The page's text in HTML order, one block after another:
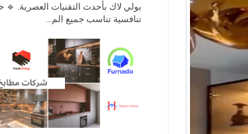
بولي لاك بأحدث التقنيات العصرية. 🔹
تنافسية تناسب جميع الم...